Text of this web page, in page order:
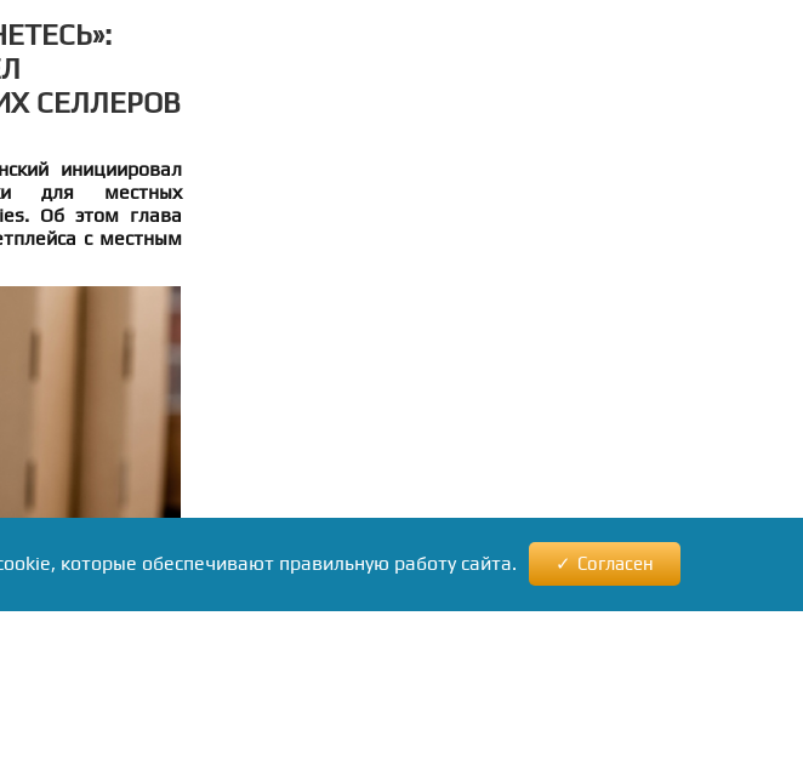
СЕЛЛЕРОВ
инициировал
для местных
Об этом глава
с местным
которые обеспечивают правильную работу сайта. Согласен